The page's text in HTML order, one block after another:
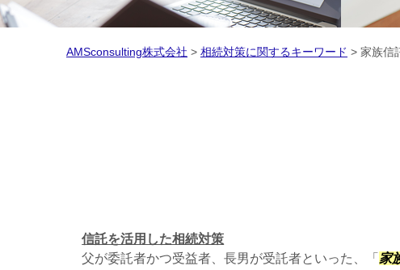
AMSconsulting株式会社 > 相続対策に関するキーワード > 家族信
信託を活用した相続対策
父が委託者かつ受益者、長男が受託者といった、「 家